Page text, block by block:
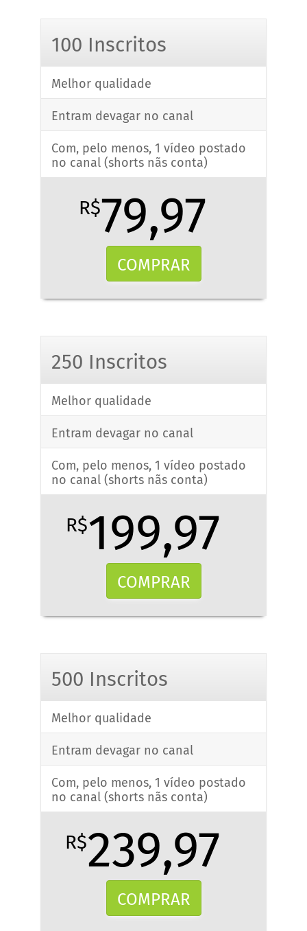
100 Inscritos
Melhor qualidade
Entram devagar no canal
Com, pelo menos, 1 vídeo postado
no canal (shorts nãs conta)
R$79,97
COMPRAR
250 Inscritos
Melhor qualidade
Entram devagar no canal
Com, pelo menos, 1 vídeo postado
no canal (shorts nãs conta)
R$199,97
COMPRAR
500 Inscritos
Melhor qualidade
Entram devagar no canal
Com, pelo menos, 1 vídeo postado
no canal (shorts nãs conta)
R$239,97
COMPRAR